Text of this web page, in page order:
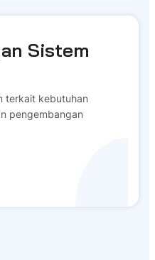
Sistem
terkait kebutuhan
pengembangan